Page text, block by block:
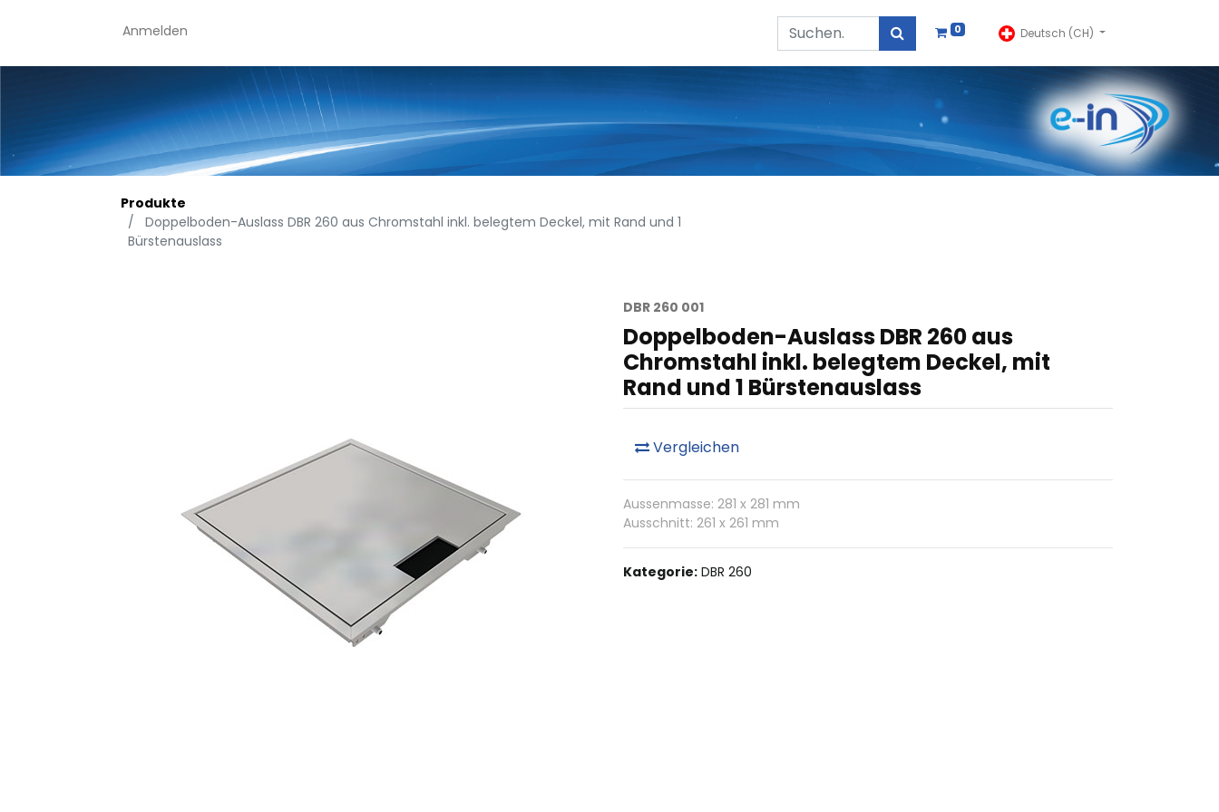
Anmelden 0 Deutsch (CH)
Produkte
Doppelboden-Auslass DBR 260 aus Chromstahl inkl. belegtem Deckel, mit Rand und 1
Bürstenauslass
DBR 260 001
Doppelboden-Auslass DBR 260 aus
Chromstahl inkl. belegtem Deckel, mit
Rand und 1 Bürstenauslass
Vergleichen
Aussenmasse: 281 x 281 mm
Ausschnitt: 261 x 261 mm
Kategorie: DBR 260